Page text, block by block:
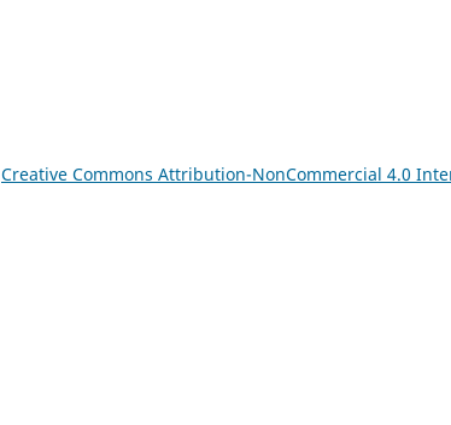
Creative Commons Attribution-NonCommercial 4.0